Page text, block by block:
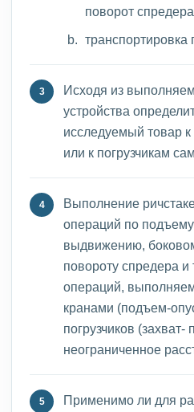
поворот спредера
транспортировка
Исходя из
устройства
исследуемый товар
или к погрузчикам
Выполнение
операций по
выдвижению,
повороту спредера и
операций,
кранами (подъем-
погрузчиков
неограниченное
Применимо ли для